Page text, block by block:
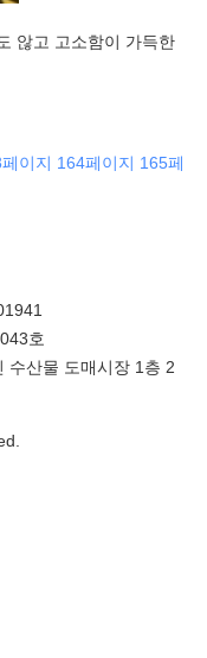
않고 고소함이 가득한
페이지 164페이지 165페
호
수산물 도매시장 1층 2